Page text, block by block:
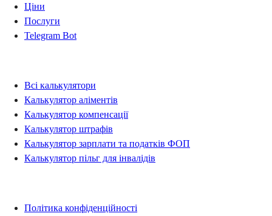
Ціни
Послуги
Telegram Bot
Всі калькулятори
Калькулятор аліментів
Калькулятор компенсації
Калькулятор штрафів
Калькулятор зарплати та податків ФОП
Калькулятор пільг для інвалідів
Політика конфіденційності